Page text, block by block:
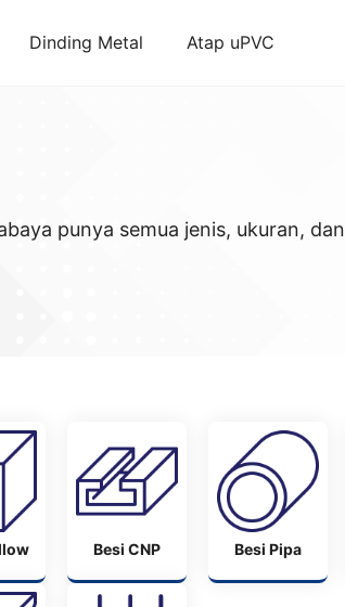
Dinding Metal Atap uPVC
punya semua jenis, ukuran, dan
Besi CNP Besi Pipa